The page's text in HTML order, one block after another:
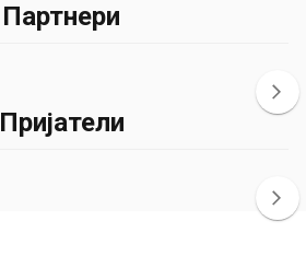
Партнери
Пријатели